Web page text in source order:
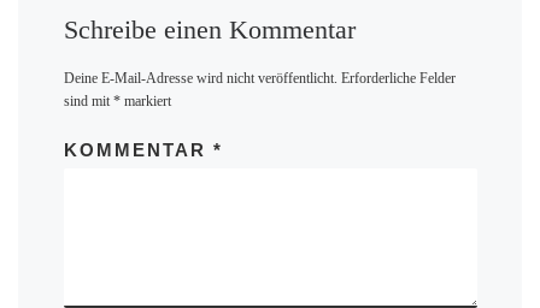
Schreibe einen Kommentar
Deine E-Mail-Adresse wird nicht veröffentlicht. Erforderliche Felder
sind mit *markiert
KOMMENTAR *